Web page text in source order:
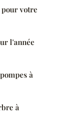
pour votre
l'année
à
à